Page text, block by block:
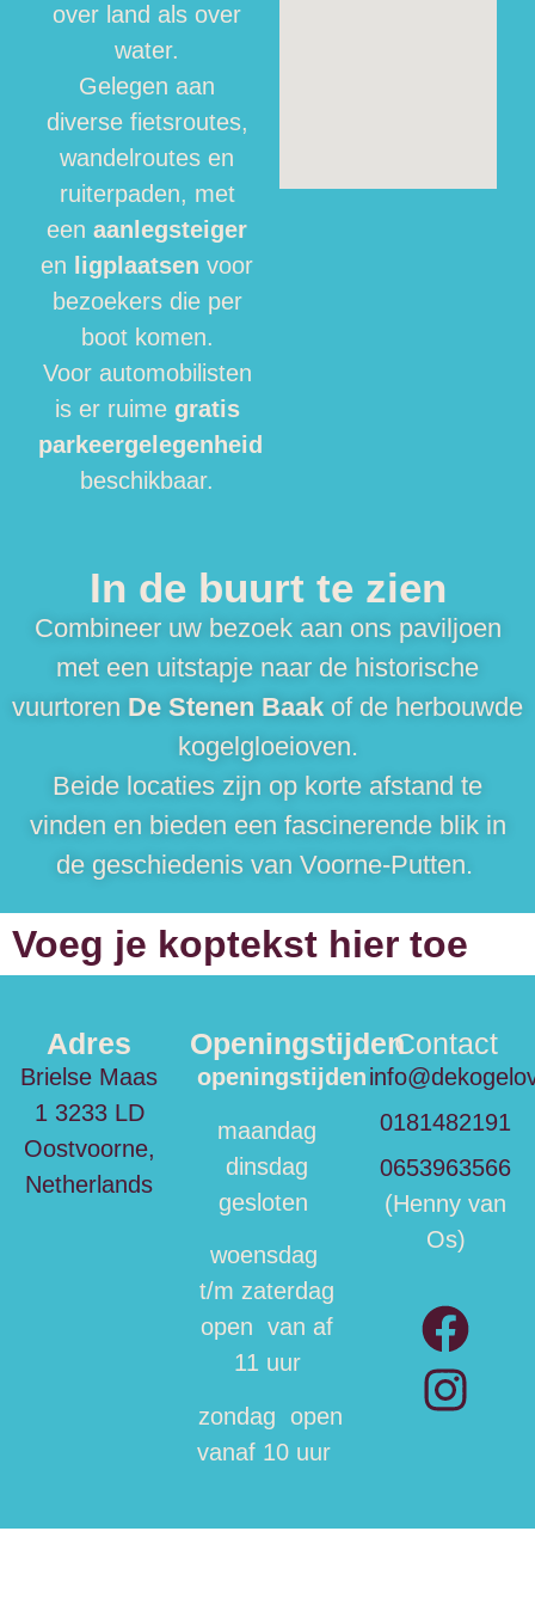
over land als over
water.
Gelegen aan
diverse fietsroutes,
wandelroutes en
ruiterpaden, met
eenaanlegsteiger
en
ligplaatsen voor
bezoekers die per
boot komen.
Voor automobilisten
is er ruime gratis
parkeergelegenheid
beschikbaar.
In de buurt te zien
Combineer uw bezoek aan ons paviljoen
met een uitstapje naar de historische
vuurtoren De Stenen Baak of de herbouwde
kogelgloeioven.
Beide locaties zijn op korte afstand te
vinden en bieden een fascinerende blik in
de geschiedenis van Voorne-Putten.
Voeg je koptekst hier toe
Adres
Brielse Maas
1 3233 LD
Oostvoorne,
Netherlands
Openingstijden
openingstijden
maandag
dinsdag
gesloten
woensdag
t/m zaterdag
open van af
11 uur
zondag open
vanaf 10 uur
Contact
0181482191
0653963566
(Henny van
Os)